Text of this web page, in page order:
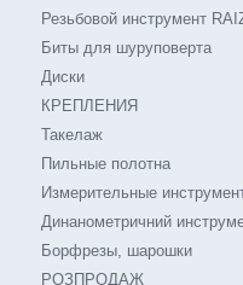
Резьбовой инструмент
Биты для шуруповерта
Диски
КРЕПЛЕНИЯ
Такелаж
Пильные полотна
Измерительные
Динанометричний
Борфрезы, шарошки
РОЗПРОДАЖ